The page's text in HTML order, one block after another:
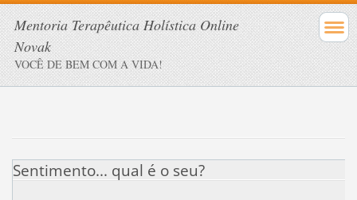
Mentoria Terapêutica Holística Online
Novak
VOCÊ DE BEM COM A VIDA!
Sentimento... qual é o seu?